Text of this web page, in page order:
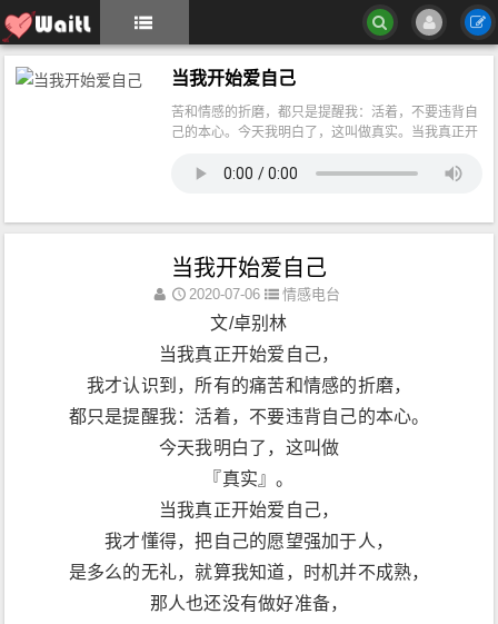
当我开始爱自己
苦和情感的折磨，都只是提醒我：活着，不要违背自
己的本心。今天我明白了，这叫做真实。当我真正开
么的无礼，就算我知道，时机并不成熟 文/卓别林 当
心。 今天我明白了，这叫做 『真实』。 当我真正开
始爱自己， 我才懂得，把自己的愿望强加于人， 是
多么的无礼，就算我知道，时机并不成熟， 那人也还
没有做好准备， 就算那个人就是我自己， 今天我明
白了，这叫做 『尊重』。 当我开始爱自己， 我不再
渴求不同的人生， 我知道任何发生在我身边的事情，
都是对我成长的邀请。 如今，我称之为 『成熟』。
当我开始真正爱自己， 我才明白，我其实一直都在正
确的时间， 正确的地方，发生的一切都恰如其分。
由此我得以平静。 今天我明白了，这叫做 『自
由时间， 不再去勾画什么宏伟的明天。 今天我只做
有趣和快乐的事， 做自己热爱，让心欢喜的事， 用
『单纯』。 当我开始真正爱自己， 我开始远离一切
不健康的东西。 不论是饮食和人物，还是事情和环
境， 我远离一切让我远离本真的东西。 从前我把这
叫做“追求健康的自私自利”， 但今天我明白了，这是
『自爱』。 当我开始真正爱自己， 我不再总想着要
永远正确，不犯错误。 我今天明白了，这叫做 『谦
当我开始爱自己
2020-07-06 情感电台
文/卓别林
当我真正开始爱自己，
我才认识到，所有的痛苦和情感的折磨，
都只是提醒我：活着，不要违背自己的本心。
今天我明白了，这叫做
『真实』。
当我真正开始爱自己，
我才懂得，把自己的愿望强加于人，
是多么的无礼，就算我知道，时机并不成熟，
那人也还没有做好准备，